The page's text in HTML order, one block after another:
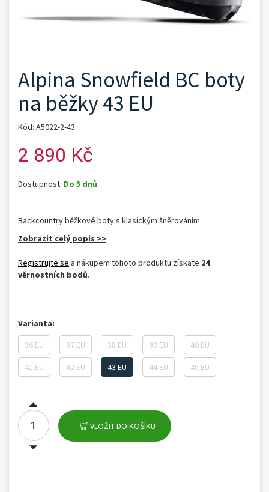
Alpina Snowfield BC boty
na běžky 43 EU
Kód: A5022-2-43
2 890 Kč
Dostupnost: Do 3 dnů
Backcountry běžkové boty s klasickým šněrováním
Zobrazit celý popis >>
Registrujte se a nákupem tohoto produktu získate 24
věrnostních bodů.
Varianta:
36 EU
37 EU 38 EU 39 EU 40 EU
41 EU 42 EU 43 EU 44 EU 45 EU
VLOŽIT DO KOŠÍKU